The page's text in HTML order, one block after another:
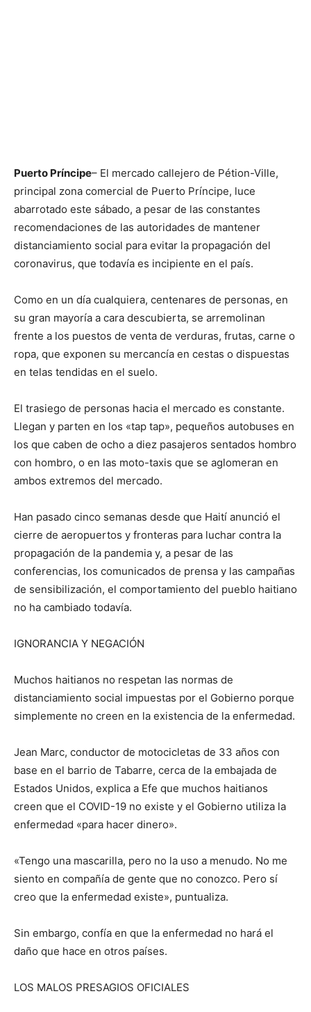
Puerto Príncipe– El mercado callejero de Pétion-Ville,
principal zona comercial de Puerto Príncipe, luce
abarrotado este sábado, a pesar de las constantes
recomendaciones de las autoridades de mantener
distanciamiento social para evitar la propagación del
coronavirus, que todavía es incipiente en el país.
Como en un día cualquiera, centenares de personas, en
su gran mayoría a cara descubierta, se arremolinan
frente a los puestos de venta de verduras, frutas, carne o
ropa, que exponen su mercancía en cestas o dispuestas
en telas tendidas en el suelo.
El trasiego de personas hacia el mercado es constante.
Llegan y parten en los «tap tap», pequeños autobuses en
los que caben de ocho a diez pasajeros sentados hombro
con hombro, o en las moto-taxis que se aglomeran en
ambos extremos del mercado.
Han pasado cinco semanas desde que Haití anunció el
cierre de aeropuertos y fronteras para luchar contra la
propagación de la pandemia y, a pesar de las
conferencias, los comunicados de prensa y las campañas
de sensibilización, el comportamiento del pueblo haitiano
no ha cambiado todavía.
IGNORANCIA Y NEGACIÓN
Muchos haitianos no respetan las normas de
distanciamiento social impuestas por el Gobierno porque
simplemente no creen en la existencia de la enfermedad.
Jean Marc, conductor de motocicletas de 33 años con
base en el barrio de Tabarre, cerca de la embajada de
Estados Unidos, explica a Efe que muchos haitianos
creen que el COVID-19 no existe y el Gobierno utiliza la
enfermedad «para hacer dinero».
«Tengo una mascarilla, pero no la uso a menudo. No me
siento en compañía de gente que no conozco. Pero sí
creo que la enfermedad existe», puntualiza.
Sin embargo, confía en que la enfermedad no hará el
daño que hace en otros países.
LOS MALOS PRESAGIOS OFICIALES